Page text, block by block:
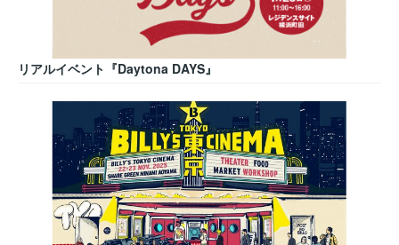
リアルイベント『Daytona DAYS』